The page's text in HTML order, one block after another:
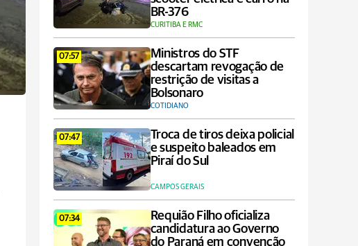
BR-376
CURITIBA E RMC
07:57
Ministros do STF
descartam revogação de
restrição de visitas a
Bolsonaro
COTIDIANO
07:47
Troca de tiros deixa policial
e suspeito baleados em
Piraí do Sul
CAMPOS GERAIS
07:34
Requião Filho oficializa
candidatura ao Governo
do Paraná em convenção